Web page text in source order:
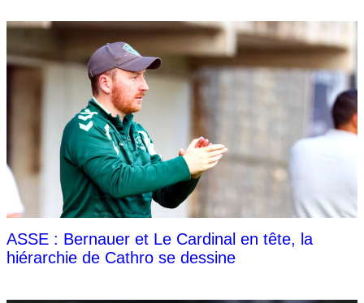
ASSE : Bernauer et Le Cardinal en tête, la
hiérarchie de Cathro se dessine